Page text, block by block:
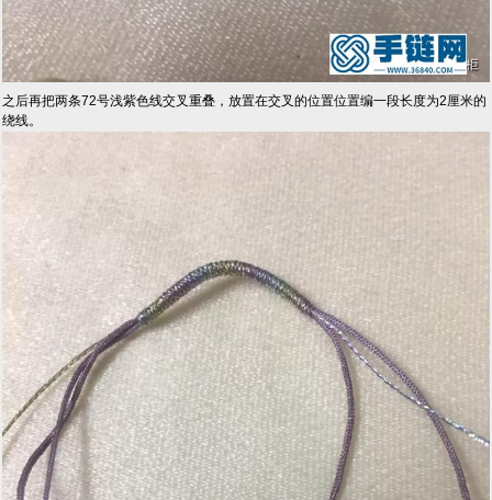
之后再把两条72号浅紫色线交叉重叠，放置在交叉的位置位置编一段长度为2厘米的
绕线。